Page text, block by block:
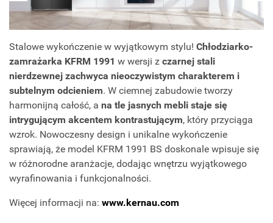
Stalowe wykończenie w wyjątkowym stylu! Chłodziarko-
zamrażarka KFRM 1991 w wersji z czarnej stali
nierdzewnej zachwyca nieoczywistym charakterem i
subtelnym odcieniem. W ciemnej zabudowie tworzy
harmonijną całość, a na tle jasnych mebli staje się
intrygującym akcentem kontrastującym, który przyciąga
wzrok. Nowoczesny design i unikalne wykończenie
sprawiają, że model KFRM 1991 BS doskonale wpisuje się
w różnorodne aranżacje, dodając wnętrzu wyjątkowego
wyrafinowania i funkcjonalności.
Więcej informacji na: www.kernau.com